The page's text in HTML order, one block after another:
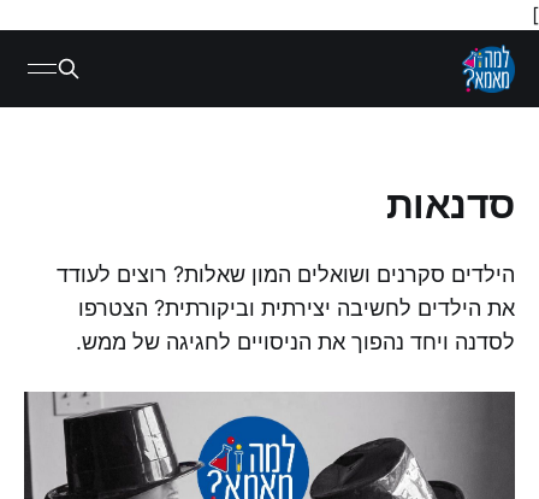
]
סדנאות
הילדים סקרנים ושואלים המון שאלות? רוצים לעודד
את הילדים לחשיבה יצירתית וביקורתית? הצטרפו
לסדנה ויחד נהפוך את הניסויים לחגיגה של ממש.